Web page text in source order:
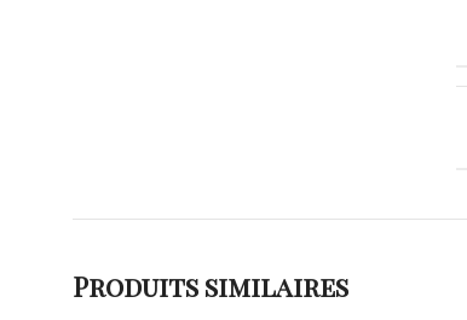
Produits similaires